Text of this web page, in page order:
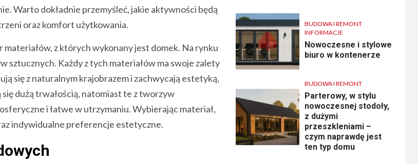
Warto dokładnie przemyśleć, jakie aktywności będą
oraz komfort użytkowania.
z których wykonany jest domek. Na rynku
sztucznych. Każdy z tych materiałów ma swoje zalety
się z naturalnym krajobrazem i zachwycają estetyką,
dużą trwałością, natomiast te z tworzyw
i łatwe w utrzymaniu. Wybierając materiał,
indywidualne preferencje estetyczne.
BUDOWA I REMONT
INFORMACJE
Nowoczesne i stylowe
biuro w kontenerze
BUDOWA I REMONT
Parterowy, w stylu
nowoczesnej stodoły,
z dużymi
przeszkleniami –
czym naprawdę jest
ten typ domu